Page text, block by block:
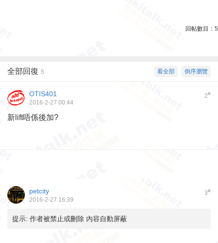
回帖數目： 5
倒序瀏覽
看全部
全部回復 5
2#
OTIS401
2016-2-27 00:44
新lift唔係後加?
3#
petcity
2016-2-27 16:39
提示: 作者被禁止或刪除 內容自動屏蔽